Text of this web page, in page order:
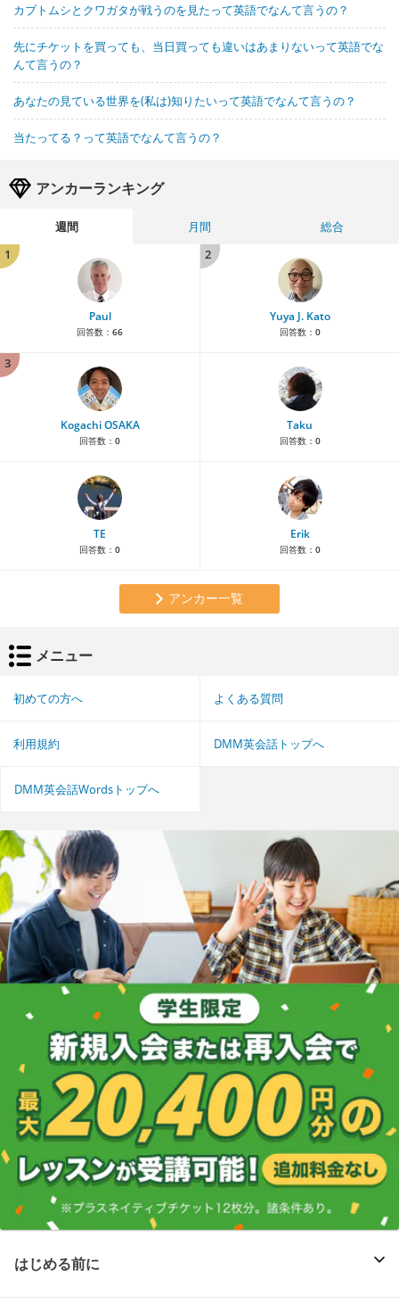
カブトムシとクワガタが戦うのを見たって英語でなんて言うの？
先にチケットを買っても、当日買っても違いはあまりないって英語でな
んて言うの？
あなたの見ている世界を(私は)知りたいって英語でなんて言うの？
当たってる？って英語でなんて言うの？
アンカーランキング
週間 月間
総合
1
Paul
回答数： 66
2
Yuya J. Kato
回答数： 0
3
Kogachi OSAKA
回答数： 0
Taku
回答数： 0
TE
回答数： 0
Erik
回答数： 0
アンカー一覧
メニュー
初めての方へ よくある質問
利用規約 DMM英会話トップへ
DMM英会話Wordsトップへ
はじめる前に